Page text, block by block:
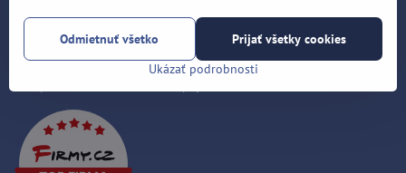
T: +420 553 038 721
E:info@sipky-obchod.sk
Ukázať podrobnosti
Prijať všetky cookies
Odmietnuť všetko